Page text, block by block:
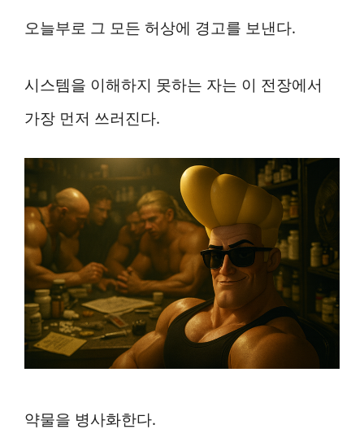
오늘부로 그 모든 허상에 경고를 보낸다.
시스템을 이해하지 못하는 자는 이 전장에서
가장 먼저 쓰러진다.
약물을 병사화한다.